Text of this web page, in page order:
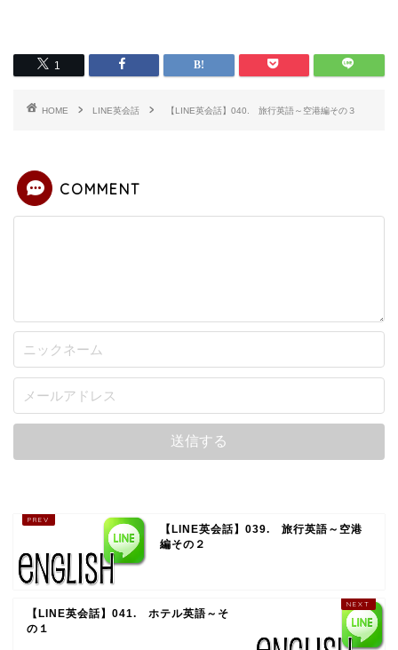
1
HOME LINE英会話 【LINE英会話】040. 旅行英語～空港編その３
COMMENT
【LINE英会話】039. 旅行英語～空港
編その２
【LINE英会話】041. ホテル英語～そ
の１